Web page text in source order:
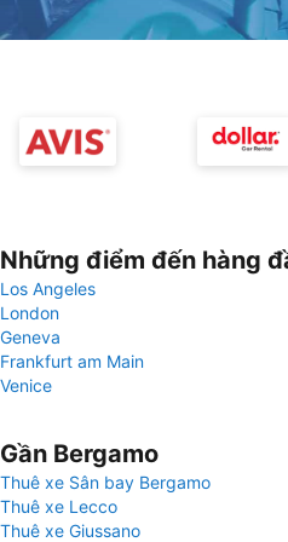
Những điểm đến hàng
Los Angeles
London
Geneva
Frankfurt am Main
Venice
Gần Bergamo
Thuê xe Sân bay Bergamo
Thuê xe Lecco
Thuê xe Giussano